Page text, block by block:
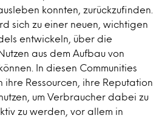
konnten, zurückzufinden.
sich zu einer neuen, wichtigen
entwickeln, über die
aus dem Aufbau von
In diesen Communities
ihre Ressourcen, ihre Reputation
um Verbraucher dabei zu
zu werden, vor allem in